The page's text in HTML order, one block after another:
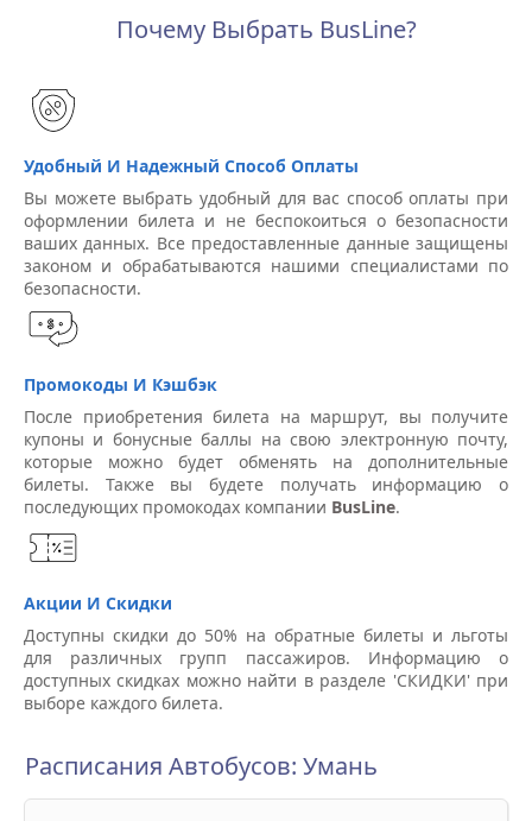
Почему Выбрать BusLine?
Удобный И Надежный Способ Оплаты
Вы можете выбрать удобный для вас способ оплаты при
оформлении билета и не беспокоиться о безопасности
ваших данных. Все предоставленные данные защищены
законом и обрабатываются нашими специалистами по
безопасности.
Промокоды И Кэшбэк
После приобретения билета на маршрут, вы получите
купоны и бонусные баллы на свою электронную почту,
которые можно будет обменять на дополнительные
билеты. Также вы будете получать информацию о
последующих промокодах компании BusLine.
Акции И Скидки
Доступны скидки до 50% на обратные билеты и льготы
для различных групп пассажиров. Информацию о
доступных скидках можно найти в разделе 'СКИДКИ' при
выборе каждого билета.
Расписания Автобусов: Умань